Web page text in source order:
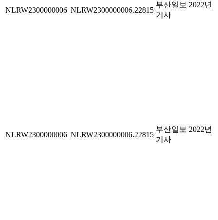
NLRW2300000006 NLRW2300000006.22815
부산일보 2022년
기사
NLRW2300000006 NLRW2300000006.22815
부산일보 2022년
기사